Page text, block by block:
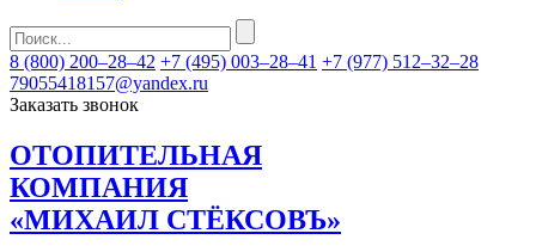
8 (800) 200–28–42 +7 (495) 003–28–41 +7 (977) 512–32–28
79055418157@yandex.ru
Заказать звонок
ОТОПИТЕЛЬНАЯ
КОМПАНИЯ
«МИХАИЛ СТЁКСОВЪ»